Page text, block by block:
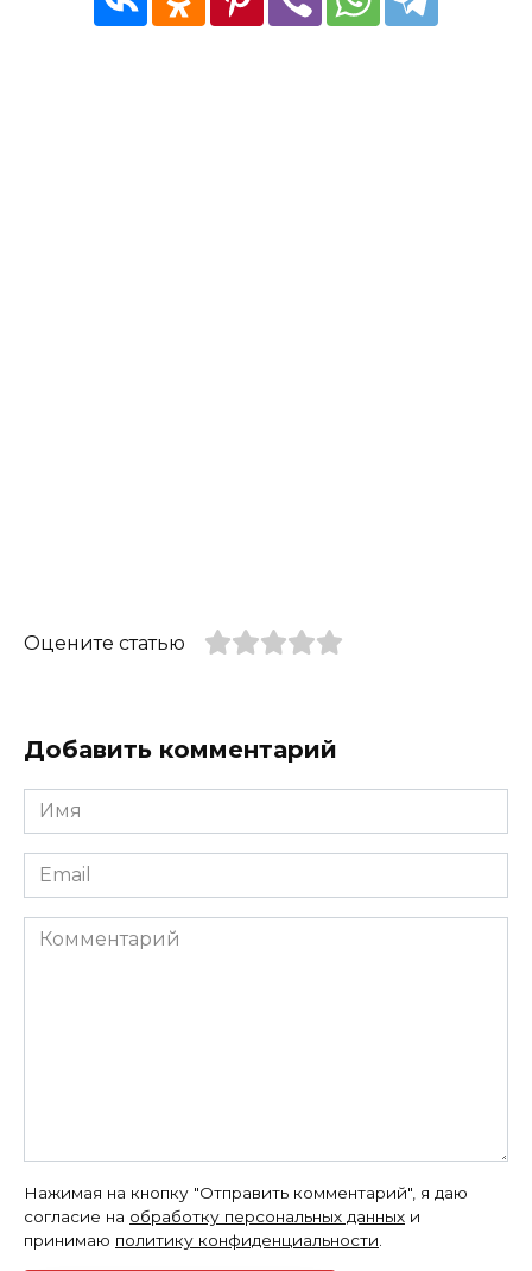
Оцените статью
Добавить комментарий
Имя
*
Email
*
Комментарий
Нажимая на кнопку "Отправить комментарий", я даю
согласие на обработку персональных данных и
принимаю политику конфиденциальности